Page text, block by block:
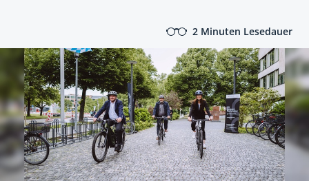
2 Minuten Lesedauer